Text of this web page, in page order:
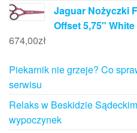
Jaguar Nożyczki
Offset 5,75"
674,00zł
Piekarnik nie grzeje? Co
serwisu
Relaks w Beskidzie
wypoczynek